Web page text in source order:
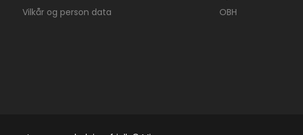
Vilkår og person data
OBH